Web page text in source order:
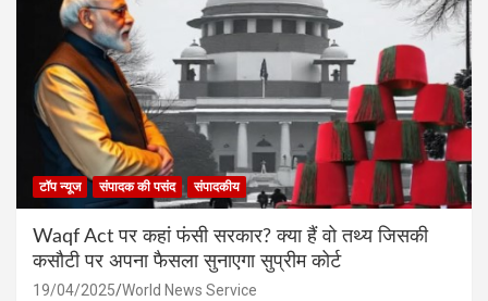
टॉप न्यूज संपादक की पसंद संपादकीय
Waqf Act पर कहां फंसी सरकार? क्या हैं वो तथ्य जिसकी
कसौटी पर अपना फैसला सुनाएगा सुप्रीम कोर्ट
19/04/2025 World News Service